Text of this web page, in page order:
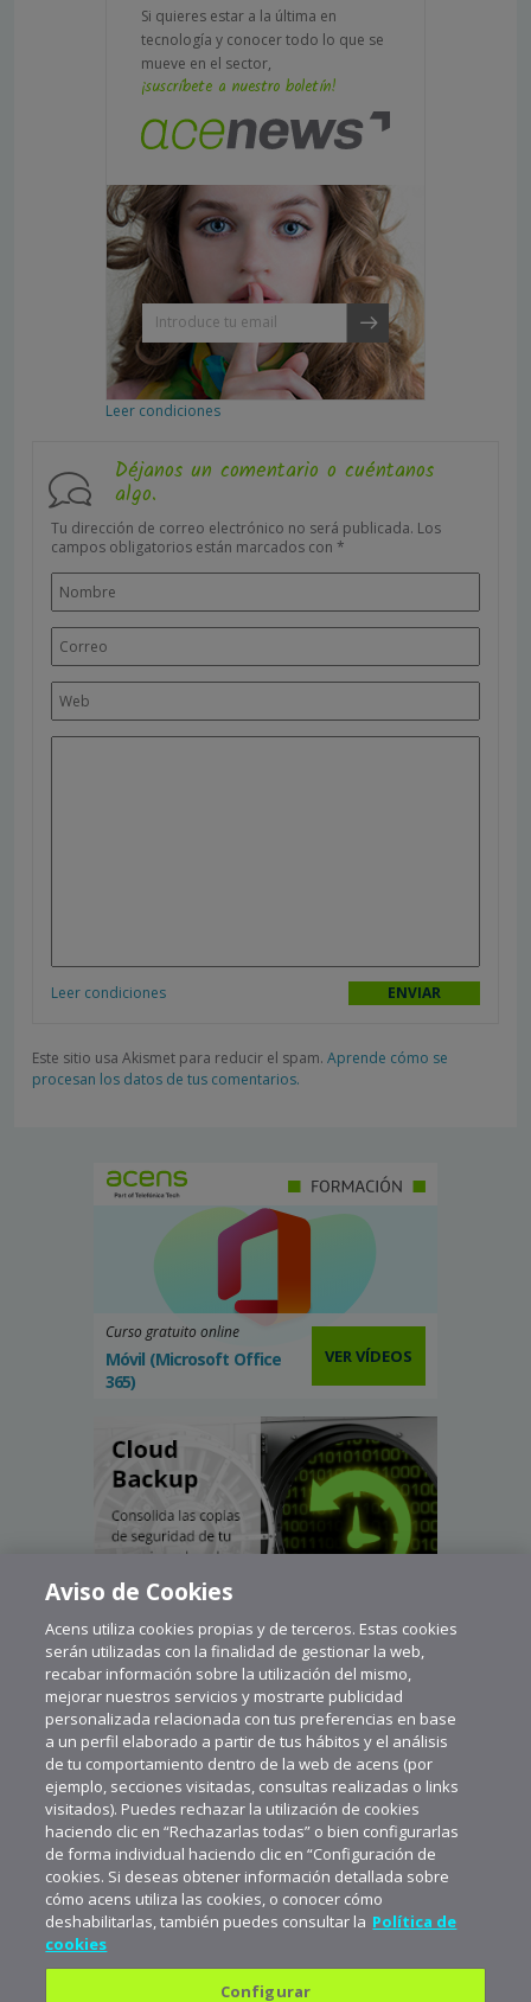
Si quieres estar a la última en
tecnología y conocer todo lo que se
mueve en el sector,
¡suscríbete a nuestro boletín!
Leer condiciones
Déjanos un comentario o cuéntanos
algo.
Tu dirección de correo electrónico no será publicada. Los
campos obligatorios están marcados con *
Leer condiciones
Este sitio usa Akismet para reducir el spam. Aprende cómo se
procesan los datos de tus comentarios.
Curso gratuito online
Móvil (Microsoft Office
365)
VER VÍDEOS
Aviso de Cookies
Acens utiliza cookies propias y de terceros. Estas cookies
serán utilizadas con la finalidad de gestionar la web,
recabar información sobre la utilización del mismo,
mejorar nuestros servicios y mostrarte publicidad
personalizada relacionada con tus preferencias en base
a un perfil elaborado a partir de tus hábitos y el análisis
de tu comportamiento dentro de la web de acens (por
ejemplo, secciones visitadas, consultas realizadas o links
visitados). Puedes rechazar la utilización de cookies
haciendo clic en “Rechazarlas todas” o bien configurarlas
de forma individual haciendo clic en “Configuración de
cookies. Si deseas obtener información detallada sobre
cómo acens utiliza las cookies, o conocer cómo
deshabilitarlas, también puedes consultar la Política de
cookies
Configurar